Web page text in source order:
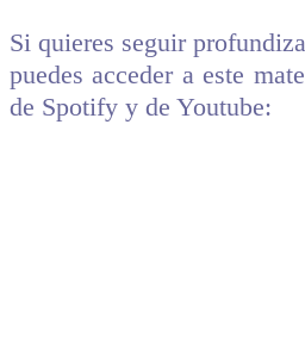
Si quieres seguir
puedes acceder a este
de Spotify y de Youtube: